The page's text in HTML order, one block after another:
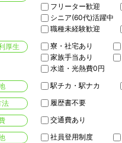
フリーター歓迎
シニア(60代)活躍中
職種未経験歓迎
厚生
寮・社宅あり
家族手当あり
水道・光熱費0円
駅チカ・駅ナカ
法
履歴書不要
交通費あり
社員登用制度